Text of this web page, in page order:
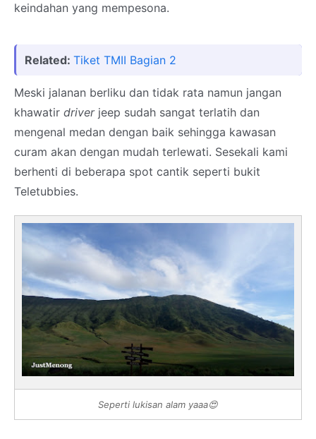
keindahan yang mempesona.
Related: Tiket TMII Bagian 2
Meski jalanan berliku dan tidak rata namun jangan
khawatir driverjeep sudah sangat terlatih dan
mengenal medan dengan baik sehingga kawasan
curam akan dengan mudah terlewati. Sesekali kami
berhenti di beberapa spot cantik seperti bukit
Teletubbies.
Seperti lukisan alam yaaa😍